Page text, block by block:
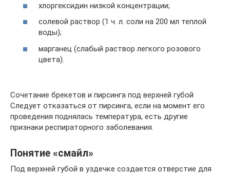
хлоргексидин низкой концентрации;
солевой раствор (1 ч. л. соли на 200 мл теплой
воды);
марганец (слабый раствор легкого розового
цвета).
Сочетание брекетов и пирсинга под верхней губой
Следует отказаться от пирсинга, если на момент его
проведения поднялась температура, есть другие
признаки респираторного заболевания.
Понятие «смайл»
Под верхней губой в уздечке создается отверстие для